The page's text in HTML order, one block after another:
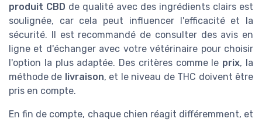
produit CBD de qualité avec des ingrédients clairs est
soulignée, car cela peut influencer l'efficacité et la
sécurité. Il est recommandé de consulter des avis en
ligne et d'échanger avec votre vétérinaire pour choisir
l'option la plus adaptée. Des critères comme le prix, la
méthode de livraison, et le niveau de THC doivent être
pris en compte.
En fin de compte, chaque chien réagit différemment, et